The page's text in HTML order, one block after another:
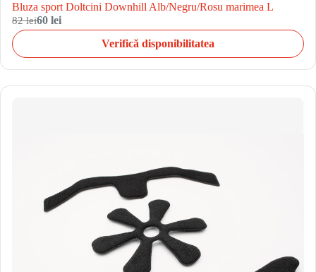
Bluza sport Doltcini Downhill Alb/Negru/Rosu marimea L
82 lei60 lei
Verifică disponibilitatea